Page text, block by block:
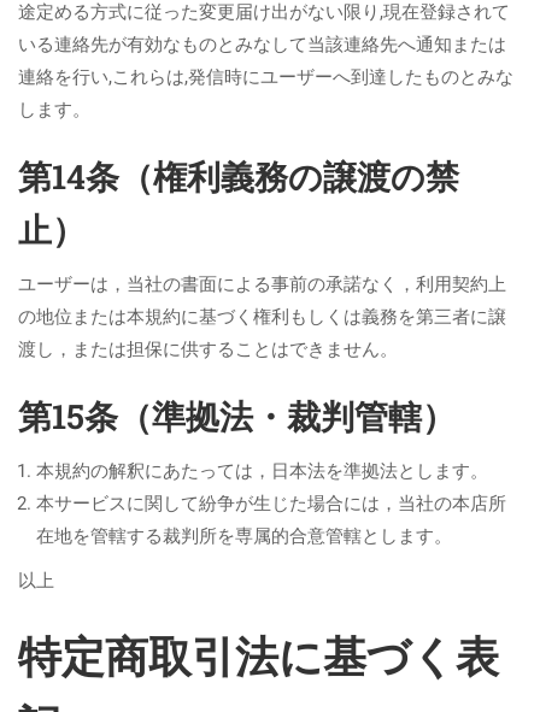
途定める方式に従った変更届け出がない限り,現在登録されて
いる連絡先が有効なものとみなして当該連絡先へ通知または
連絡を行い,これらは,発信時にユーザーへ到達したものとみな
します。
第14条（権利義務の譲渡の禁
止）
ユーザーは，当社の書面による事前の承諾なく，利用契約上
の地位または本規約に基づく権利もしくは義務を第三者に譲
渡し，または担保に供することはできません。
第15条（準拠法・裁判管轄）
本規約の解釈にあたっては，日本法を準拠法とします。
本サービスに関して紛争が生じた場合には，当社の本店所
在地を管轄する裁判所を専属的合意管轄とします。
以上
特定商取引法に基づく表